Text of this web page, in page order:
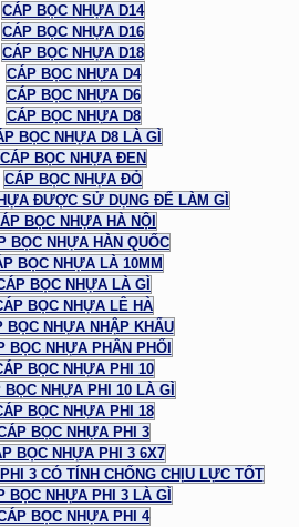
CÁP BỌC NHỰA D14
CÁP BỌC NHỰA D16
CÁP BỌC NHỰA D18
CÁP BỌC NHỰA D4
CÁP BỌC NHỰA D6
CÁP BỌC NHỰA D8
BỌC NHỰA D8 LÀ GÌ
CÁP BỌC NHỰA ĐEN
CÁP BỌC NHỰA ĐỎ
ĐƯỢC SỬ DỤNG ĐỂ LÀM GÌ
BỌC NHỰA HÀ NỘI
BỌC NHỰA HÀN QUỐC
BỌC NHỰA LÀ 10MM
BỌC NHỰA LÀ GÌ
BỌC NHỰA LÊ HÀ
BỌC NHỰA NHẬP KHẨU
BỌC NHỰA PHÂN PHỐI
BỌC NHỰA PHI 10
BỌC NHỰA PHI 10 LÀ GÌ
BỌC NHỰA PHI 18
BỌC NHỰA PHI 3
BỌC NHỰA PHI 3 6X7
3 CÓ TÍNH CHỐNG CHỊU LỰC TỐT
BỌC NHỰA PHI 3 LÀ GÌ
BỌC NHỰA PHI 4